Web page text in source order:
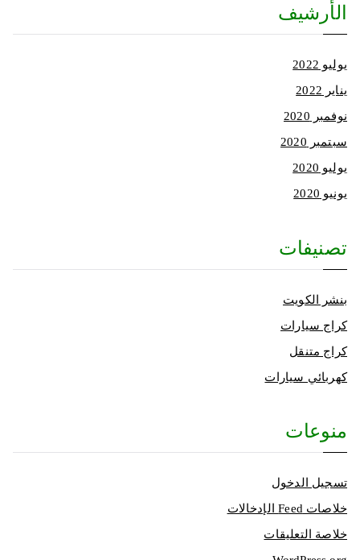
الأرشيف
يوليو 2022
يناير 2022
نوفمبر 2020
سبتمبر 2020
يوليو 2020
يونيو 2020
تصنيفات
بنشر الكويت
كراج سيارات
كراج متنقل
كهربائي سيارات
منوعات
تسجيل الدخول
خلاصات Feed الإدخالات
خلاصة التعليقات